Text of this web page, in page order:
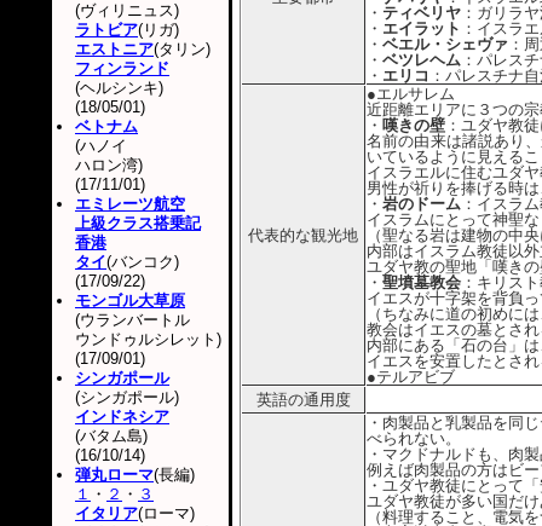
・ ティベリヤ ：ガリラ
・ エイラット ：イスラ
・ ベエル・シェヴァ ：
・ ベツレヘム ：パレス
・ エリコ ：パレスチナ
代表的な観光地
●エルサレム
近距離エリアに３つの
・ 嘆きの壁 ：ユダヤ教
名前の由来は諸説あり
いているように見える
イスラエルに住むユダ
男性が祈りを捧げる時
・ 岩のドーム ：イスラ
イスラムにとって神聖
（聖なる岩は建物の中
内部はイスラム教徒以
ユダヤ教の聖地「嘆き
・ 聖墳墓教会 ：キリス
イエスが十字架を背負
（ちなみに道の初めに
教会はイエスの墓とさ
内部にある「石の台」
イエスを安置したとさ
●テルアビブ
英語の通用度
・肉製品と乳製品を同
べられない。
・マクドナルドも、肉
例えば肉製品の方はビ
・ユダヤ教徒にとって
ユダヤ教徒が多い国だ
（料理すること、電気
(ヴィリニュス)
ラトビア(リガ)
エストニア(タリン)
フィンランド
(ヘルシンキ)
(18/05/01)
ベトナム
(ハノイ
ハロン湾)
(17/11/01)
エミレーツ航空
上級クラス搭乗記
香港
タイ(バンコク)
(17/09/22)
モンゴル大草原
(ウランバートル
ウンドゥルシレット)
(17/09/01)
シンガポール
(シンガポール)
インドネシア
(バタム島)
(16/10/14)
弾丸ローマ(長編)
１ ・ ２ ・ ３
イタリア(ローマ)